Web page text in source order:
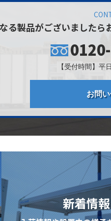
る製品がございましたら
【受付時間】平
お問
新着情